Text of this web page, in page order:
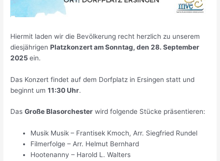
Hiermit laden wir die Bevölkerung recht herzlich zu unserem
diesjährigenPlatzkonzert am Sonntag, den 28. September
2025ein.
Das Konzert findet auf dem Dorfplatz in Ersingen statt und
beginnt um11:30 Uhr.
DasGroße Blasorchester wird folgende Stücke präsentieren:
Musik Musik – Frantisek Kmoch, Arr. Siegfried Rundel
Filmerfolge – Arr. Helmut Bernhard
Hootenanny – Harold L. Walters